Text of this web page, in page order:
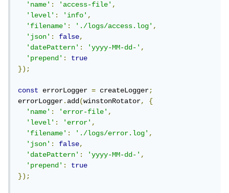
'name': 'access-file',
'level': 'info',
'filename': './logs/access.log',
'json': false,
'datePattern': 'yyyy-MM-dd-',
'prepend':
true
});
const errorLogger = createLogger;
errorLogger.add(winstonRotator,
{
'name': 'error-file',
'level': 'error',
'filename': './logs/error.log',
'json': false,
'datePattern': 'yyyy-MM-dd-',
'prepend':
true
});